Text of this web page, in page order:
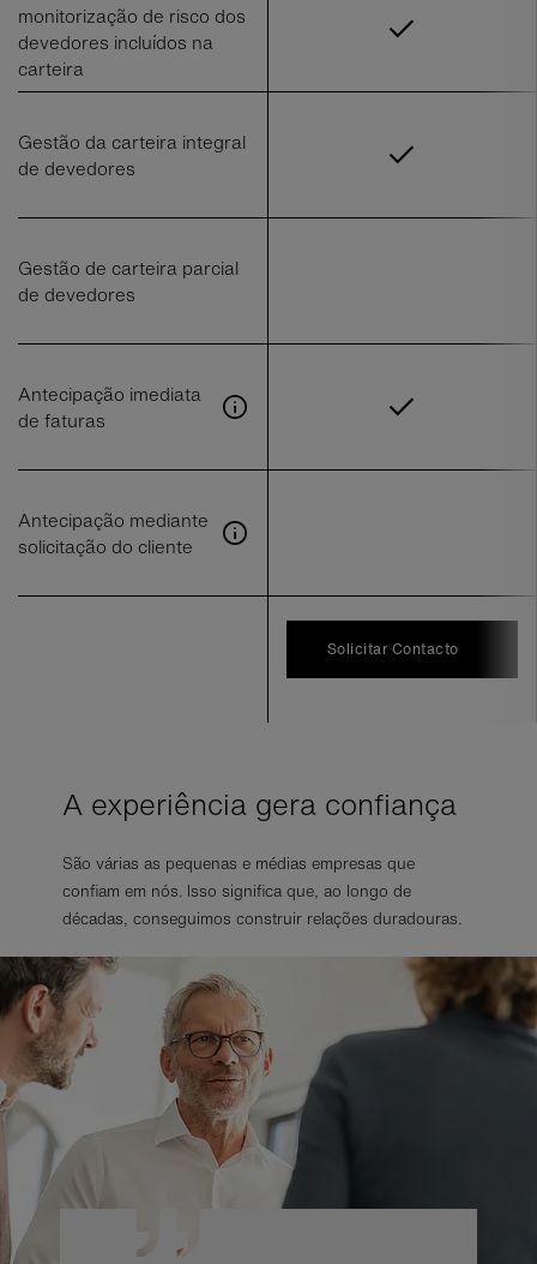
monitorização de risco dos
devedores incluídos na
carteira
Gestão da carteira integral
de devedores
Gestão de carteira parcial
de devedores
Antecipação imediata
de faturas
Antecipação mediante
solicitação do cliente
Solicitar Contacto
A experiência gera confiança
São várias as pequenas e médias empresas que
confiam em nós. Isso significa que, ao longo de
décadas, conseguimos construir relações duradouras.